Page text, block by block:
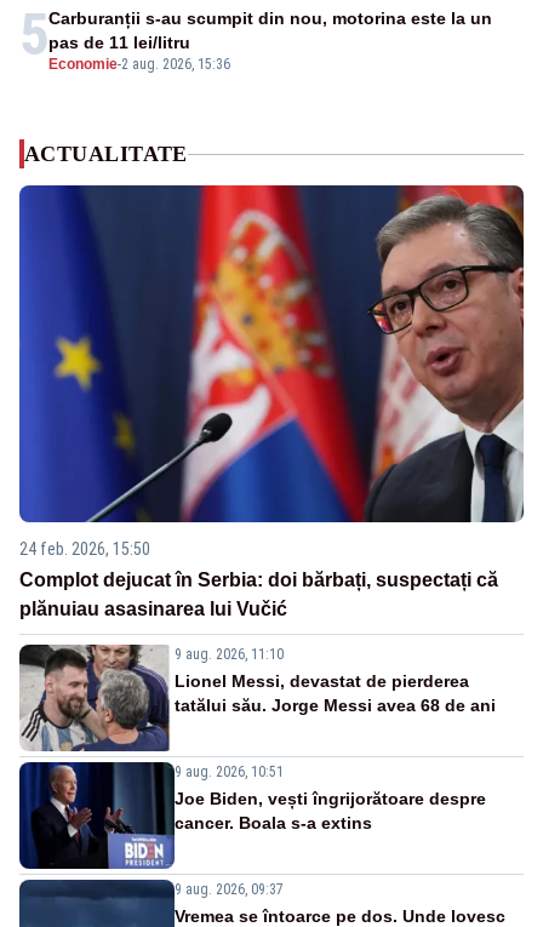
5 Economie-2 aug. 2026, 15:36
Carburanții s-au scumpit din nou, motorina este la un
pas de 11 lei/litru
ACTUALITATE
24 feb. 2026, 15:50
Complot dejucat în Serbia: doi bărbați, suspectați că
plănuiau asasinarea lui Vučić
9 aug. 2026, 11:10
Lionel Messi, devastat de pierderea
tatălui său. Jorge Messi avea 68 de ani
9 aug. 2026, 10:51
Joe Biden, vești îngrijorătoare despre
cancer. Boala s-a extins
9 aug. 2026, 09:37
Vremea se întoarce pe dos. Unde lovesc